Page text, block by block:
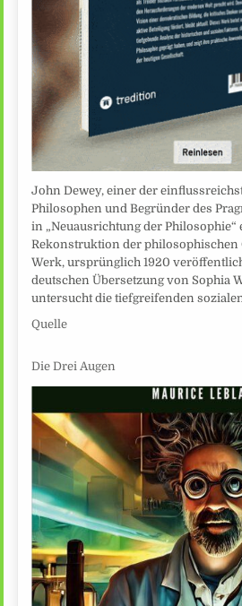
John Dewey, einer der
Philosophen und Begründer des
in „Neuausrichtung der Philosophie“
Rekonstruktion der philosophischen
Werk, ursprünglich 1920
deutschen Übersetzung von Sophia
untersucht die tiefgreifenden
Quelle
Die Drei Augen